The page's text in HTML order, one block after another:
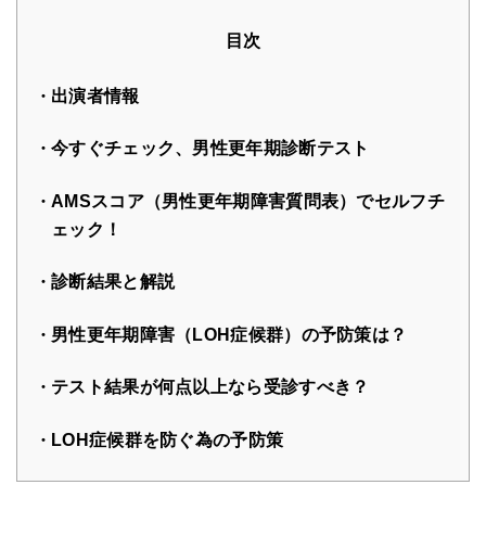
目次
出演者情報
今すぐチェック、男性更年期診断テスト
AMSスコア（男性更年期障害質問表）でセルフチ
ェック！
診断結果と解説
男性更年期障害（LOH症候群）の予防策は？
テスト結果が何点以上なら受診すべき？
LOH症候群を防ぐ為の予防策